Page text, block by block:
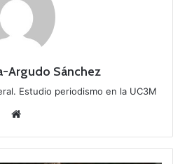
Argudo Sánchez
Estudio periodismo en la UC3M
we